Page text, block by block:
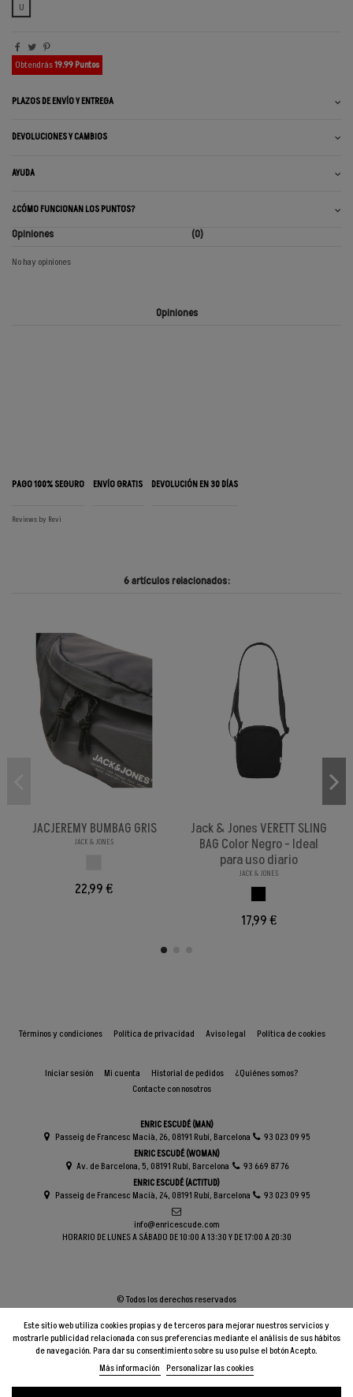
U
Obtendrás19.99 Puntos
PLAZOS DE ENVÍO Y ENTREGA
DEVOLUCIONES Y CAMBIOS
AYUDA
¿CÓMO FUNCIONAN LOS PUNTOS?
Opiniones (0)
No hay opiniones
Opiniones
PAGO 100% SEGURO ENVÍO GRATIS DEVOLUCIÓN EN 30 DÍAS
Reviews by Revi
6 artículos relacionados:
JACJEREMY BUMBAG GRIS
JACK & JONES
22,99 €
Jack & Jones VERETT SLING
BAG Color Negro - Ideal
para uso diario
JACK & JONES
17,99 €
Términos y condiciones Política de privacidad Aviso legal Política de cookies
Iniciar sesión Mi cuenta Historial de pedidos
¿Quiénes somos?
Contacte con nosotros
ENRIC ESCUDÉ (MAN)
Passeig de Francesc Macià, 26, 08191 Rubí, Barcelona
93 023 09 95
ENRIC ESCUDÉ (WOMAN)
Av. de Barcelona, 5, 08191 Rubí, Barcelona
93 669 87 76
ENRIC ESCUDÉ (ACTITUD)
Passeig de Francesc Macià, 24, 08191 Rubí, Barcelona
93 023 09 95
info@enricescude.com
HORARIO DE LUNES A SÁBADO DE 10:00 A 13:30 Y DE 17:00 A 20:30
Este sitio web utiliza cookies propias y de terceros para mejorar nuestros servicios y
mostrarle publicidad relacionada con sus preferencias mediante el análisis de sus hábitos
de navegación. Para dar su consentimiento sobre su uso pulse el botón Acepto.
Más información Personalizar las cookies
© Todos los derechos reservados